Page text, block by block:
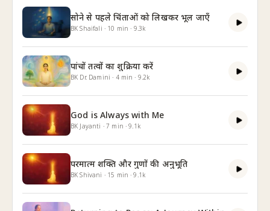
सोने से पहले चिंताओं को लिखकर भूल जाएँ
BK Shaifali · 10 min · 9.3k
पांचों तत्वों का शुक्रिया करें
BK Dr. Damini · 4min · 9.2k
God is Always with Me
BK Jayanti ·7 min ·9.1k
परमात्म शक्ति और गुणों की अनुभूति
BK Shivani · 15 min ·9.1k